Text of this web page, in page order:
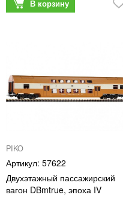
PIKO
57622
Двухэтажный пассажирский
вагон DBmtrue, эпоха IV